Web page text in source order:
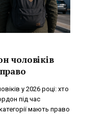
чоловіків
у 2026 році: хто
під час
мають право